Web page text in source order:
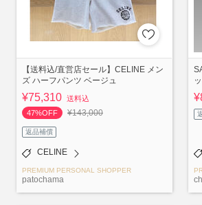
【送料込/直営店セール】CELINE メン
ズ ハーフパンツ ベージュ
¥75,310 送料込
47%OFF
¥143,000
返品補償
CELINE
PREMIUM PERSONAL SHOPPER
patochama